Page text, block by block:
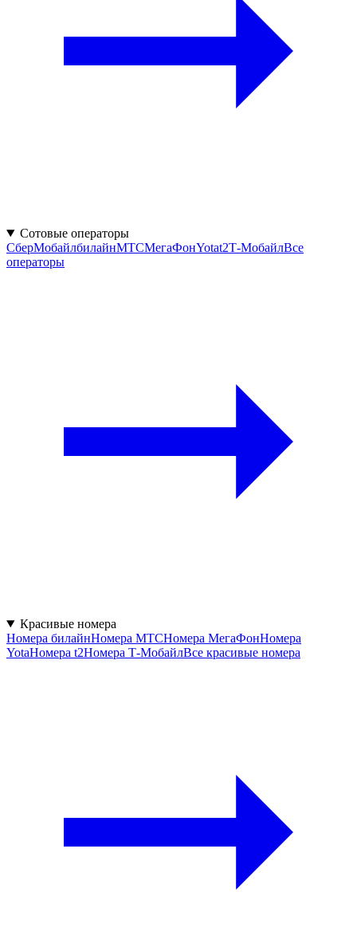
Сотовые операторы
СберМобайлбилайнМТСМегаФонYotat2Т-МобайлВсе
операторы
Красивые номера
Номера билайнНомера МТСНомера МегаФонНомера
YotaНомера t2Номера Т-МобайлВсе красивые номера